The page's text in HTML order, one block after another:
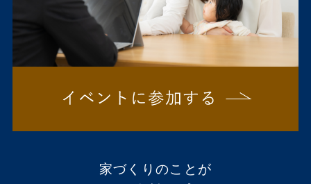
家づくりのことが